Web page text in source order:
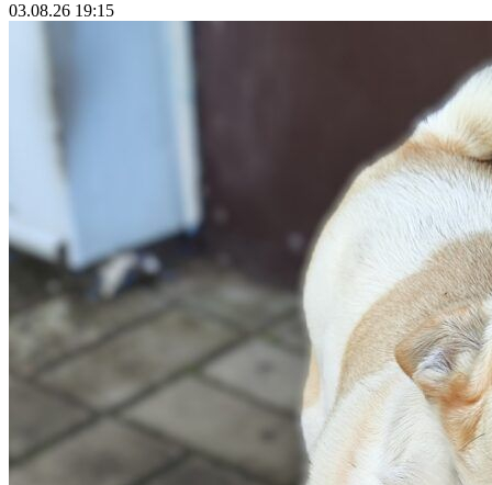
03.08.26 19:15